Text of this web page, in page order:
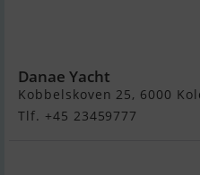
Danae Yacht
Kobbelskoven 25, 6000
Tlf. +45 23459777